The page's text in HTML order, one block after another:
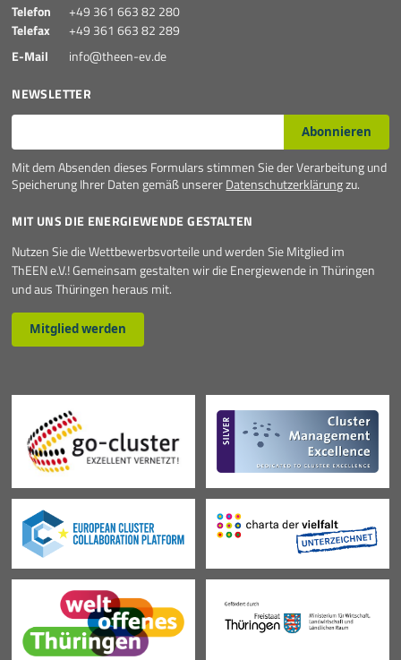
Telefon
+49 361 663 82 280
Telefax
+49 361 663 82 289
E-Mail
info@theen-ev.de
NEWSLETTER
E-Mail* Abonnieren
Mit dem Absenden dieses Formulars stimmen Sie der Verarbeitung und
Speicherung Ihrer Daten gemäß unsererDatenschutzerklärungzu.
MIT UNS DIE ENERGIEWENDE GESTALTEN
Nutzen Sie die Wettbewerbsvorteile und werden Sie Mitglied im
ThEEN e.V.! Gemeinsam gestalten wir die Energiewende in Thüringen
und aus Thüringen heraus mit.
Mitglied werden